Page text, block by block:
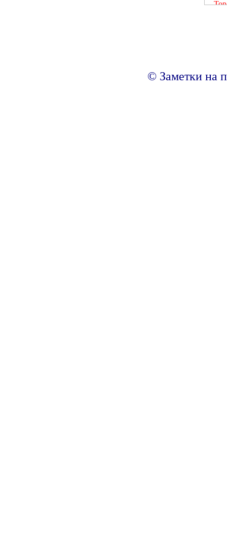
© Заметки на